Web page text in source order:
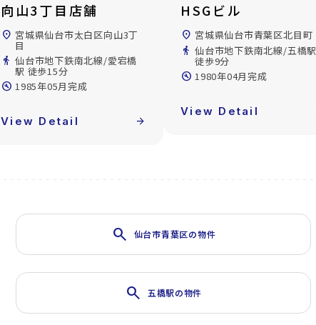
向山3丁目店舗
location_on 宮城県仙台市太白区向山3丁
目
directions_walk 仙台市地下鉄南北線/愛宕橋
駅 徒歩15分
build_circle 1985年05月完成
View Detail arrow_forward
HSGビル
location_on 宮城県仙台市青葉区北目町
directions_walk 仙台市地下鉄南北線/五橋駅
徒歩9分
build_circle 1980年04月完成
View Detail
search 仙台市青葉区の物件
search 五橋駅の物件